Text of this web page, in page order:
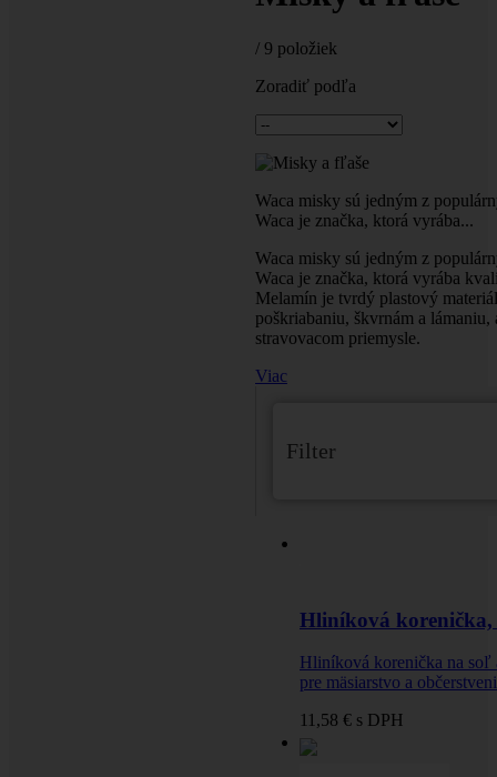
/ 9 položiek
Zoradiť podľa
Waca misky sú jedným z
Waca je značka, ktorá vyrába...
Waca misky sú jedným z
Waca je značka, ktorá vyrába
Melamín je tvrdý plastový
poškriabaniu, škvrnám a
stravovacom priemysle.
Viac
Filter
Hliníková korenička,
Hliníková korenička na soľ
pre mäsiarstvo a
11,58 € s DPH